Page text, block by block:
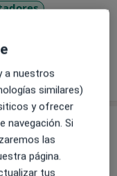
experiencia
a nuestros
similares)
y ofrecer
navegación. Si
las
página.
tus